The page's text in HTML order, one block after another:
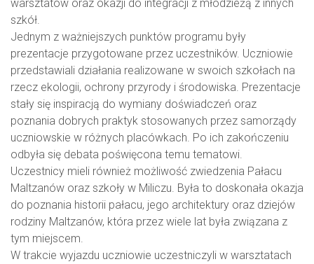
warsztatów oraz okazji do integracji z młodzieżą z innych
szkół.
Jednym z ważniejszych punktów programu były
prezentacje przygotowane przez uczestników. Uczniowie
przedstawiali działania realizowane w swoich szkołach na
rzecz ekologii, ochrony przyrody i środowiska. Prezentacje
stały się inspiracją do wymiany doświadczeń oraz
poznania dobrych praktyk stosowanych przez samorządy
uczniowskie w różnych placówkach. Po ich zakończeniu
odbyła się debata poświęcona temu tematowi.
Uczestnicy mieli również możliwość zwiedzenia Pałacu
Maltzanów oraz szkoły w Miliczu. Była to doskonała okazja
do poznania historii pałacu, jego architektury oraz dziejów
rodziny Maltzanów, która przez wiele lat była związana z
tym miejscem.
W trakcie wyjazdu uczniowie uczestniczyli w warsztatach